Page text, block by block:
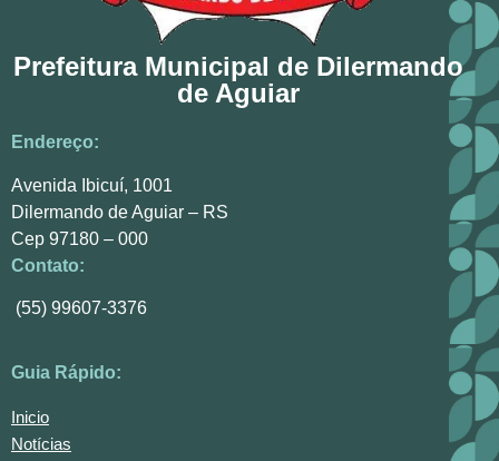
Prefeitura Municipal de Dilermando
de Aguiar
Endereço:
Avenida Ibicuí, 1001
Dilermando de Aguiar – RS
Cep 97180 – 000
Contato:
(55) 99607-3376
Guia Rápido:
Inicio
Notícias